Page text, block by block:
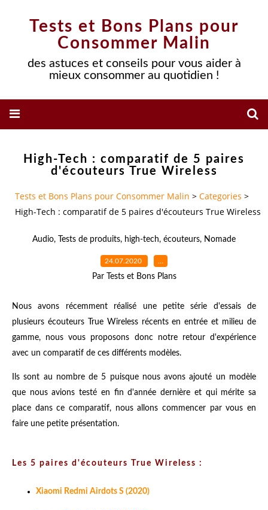
Tests et Bons Plans pour
Consommer Malin
des astuces et conseils pour vous aider à
mieux consommer au quotidien !
High-Tech : comparatif de 5 paires
d'écouteurs True Wireless
Tests et Bons Plans pour Consommer Malin > Categories >
High-Tech : comparatif de 5 paires d'écouteurs True Wireless
Audio, Tests de produits, high-tech, écouteurs, Nomade
24.07.2020 …
Par Tests et Bons Plans
Nous avons récemment réalisé une petite série d'essais de
plusieurs écouteurs True Wireless récents en entrée et milieu de
gamme, nous vous proposons donc notre retour d'expérience
avec un comparatif de ces différents modèles.
Ils sont au nombre de 5 puisque nous avons ajouté un modèle
que nous avions testé en fin d'année dernière et qui mérite sa
place dans ce comparatif, nous allons commencer par vous en
faire une petite présentation.
Les 5 paires d'écouteurs True Wireless :
Xiaomi Redmi Airdots S (2020)